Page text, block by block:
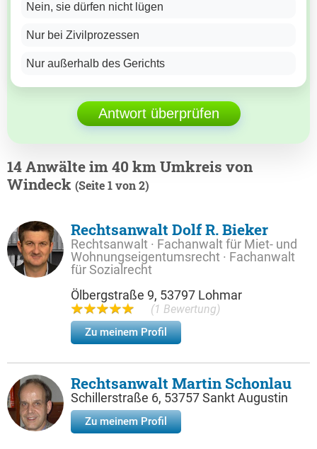
Nein, sie dürfen nicht lügen
Nur bei Zivilprozessen
Nur außerhalb des Gerichts
Antwort überprüfen
14 Anwälte im 40 km Umkreis von
Windeck (Seite 1 von 2)
Rechtsanwalt Dolf R. Bieker
Rechtsanwalt · Fachanwalt für Miet- und
Wohnungseigentumsrecht · Fachanwalt
für Sozialrecht
Ölbergstraße 9, 53797 Lohmar
(1 Bewertung)
Zu meinem Profil
Rechtsanwalt Martin Schonlau
Schillerstraße 6, 53757 Sankt Augustin
Zu meinem Profil